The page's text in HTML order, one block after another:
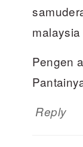
Pengen
Reply